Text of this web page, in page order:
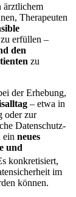
ärztlichem
Therapeuten
erfüllen –
den
zu
der Erhebung,
– etwa in
oder zur
Datenschutz-
ein neues
und
konkretisiert,
im
können.